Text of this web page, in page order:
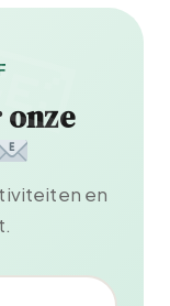
en